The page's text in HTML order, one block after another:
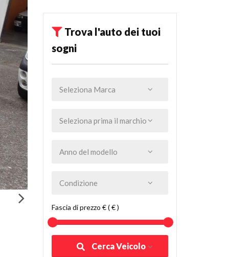
Trova l'auto dei tuoi
sogni
Fascia di prezzo € ( € )
Cerca Veicolo